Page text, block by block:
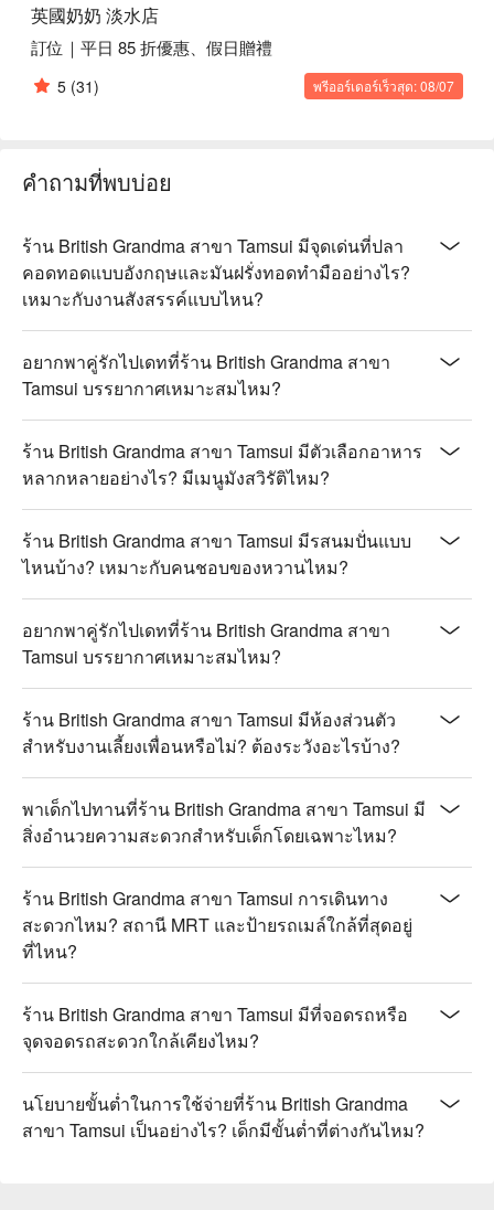
【經典五公分司康】綿密鬆軟，配上鮮奶油與果醬，完美的英
式下午茶點心
【英式芥末紅酒燉羊膕】經典紅酒燉煮，羊肉軟嫩入味，芥末
香氣提升整體風味
【巧克力重癮者奶昔】濃郁巧克力風味，甜而不膩，滿足嗜甜
者的味蕾
爽口
【香蕉奶昔】香蕉的自然香甜，搭配綿密奶昔，清新解渴
英國奶奶 淡水店
訂位｜平日 85 折優惠、假日贈禮
5 (31) พรีออร์เดอร์เร็วสุด: 08/07
คำถามที่พบบ่อย
ร้าน British Grandma สาขา Tamsui มีจุดเด่นที่ปลา
คอดทอดแบบอังกฤษและมันฝรั่งทอดทำมืออย่างไร?
เหมาะกับงานสังสรรค์แบบไหน?
อยากพาคู่รักไปเดทที่ร้าน British Grandma สาขา
Tamsui บรรยากาศเหมาะสมไหม?
ร้าน British Grandma สาขา Tamsui มีตัวเลือกอาหาร
หลากหลายอย่างไร? มีเมนูมังสวิรัติไหม?
ร้าน British Grandma สาขา Tamsui มีรสนมปั่นแบบ
ไหนบ้าง? เหมาะกับคนชอบของหวานไหม?
อยากพาคู่รักไปเดทที่ร้าน British Grandma สาขา
Tamsui บรรยากาศเหมาะสมไหม?
ร้าน British Grandma สาขา Tamsui มีห้องส่วนตัว
สำหรับงานเลี้ยงเพื่อนหรือไม่? ต้องระวังอะไรบ้าง?
พาเด็กไปทานที่ร้าน British Grandma สาขา Tamsui มี
สิ่งอำนวยความสะดวกสำหรับเด็กโดยเฉพาะไหม?
ร้าน British Grandma สาขา Tamsui การเดินทาง
สะดวกไหม? สถานี MRT และป้ายรถเมล์ใกล้ที่สุดอยู่
ที่ไหน?
ร้าน British Grandma สาขา Tamsui มีที่จอดรถหรือ
จุดจอดรถสะดวกใกล้เคียงไหม?
นโยบายขั้นต่ำในการใช้จ่ายที่ร้าน British Grandma
สาขา Tamsui เป็นอย่างไร? เด็กมีขั้นต่ำที่ต่างกันไหม?